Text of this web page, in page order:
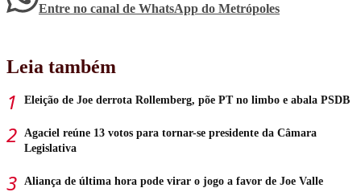
Entre no canal de WhatsApp do Metrópoles
Leia também
Eleição de Joe derrota Rollemberg, põe PT no limbo e abala PSDB
Agaciel reúne 13 votos para tornar-se presidente da Câmara
Legislativa
Aliança de última hora pode virar o jogo a favor de Joe Valle